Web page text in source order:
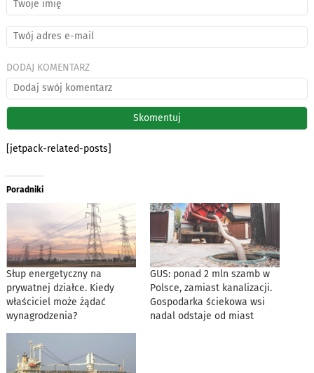
DODAJ KOMENTARZ
[jetpack-related-posts]
Poradniki
Słup energetyczny na
prywatnej działce. Kiedy
właściciel może żądać
wynagrodzenia?
GUS: ponad 2 mln szamb w
Polsce, zamiast kanalizacji.
Gospodarka ściekowa wsi
nadal odstaje od miast